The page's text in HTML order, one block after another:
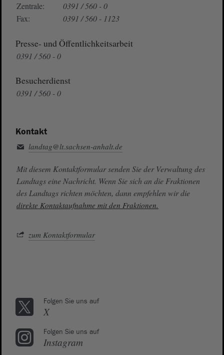
Zentrale:
0391 / 560 - 0
Fax:
0391 / 560 - 1123
Presse- und Öffentlichkeitsarbeit
0391 / 560 - 0
Besucherdienst
0391 / 560 - 0
Kontakt
landtag@lt.sachsen-anhalt.de
Mit diesem Kontaktformular senden Sie der Verwaltung des
Landtags eine Nachricht. Wenn Sie sich an die Fraktionen
des Landtags richten möchten, dann empfehlen wir die
direkte Kontaktaufnahme mit den Fraktionen.
zum Kontaktformular
Folgen Sie uns auf
X
Folgen Sie uns auf
Instagram